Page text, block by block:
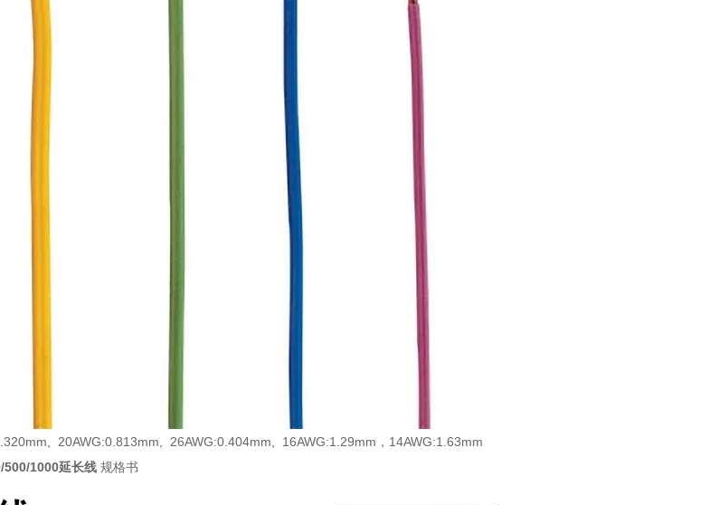
20AWG:0.813mm, 26AWG:0.404mm, 16AWG:1.29mm，14AWG:1.63mm
500/1000延长线 规格书